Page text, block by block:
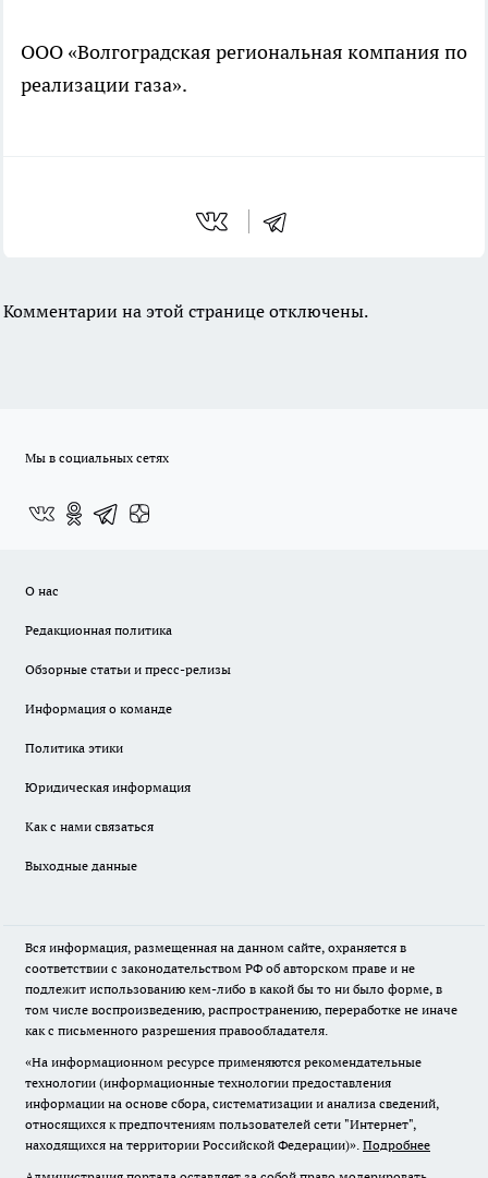
ООО «Волгоградская региональная компания по
реализации газа».
Комментарии на этой странице отключены.
Мы в социальных сетях
О нас
Редакционная политика
Обзорные статьи и пресс-релизы
Информация о команде
Политика этики
Юридическая информация
Как с нами связаться
Выходные данные
Вся информация, размещенная на данном сайте, охраняется в
соответствии с законодательством РФ об авторском праве и не
подлежит использованию кем-либо в какой бы то ни было форме, в
том числе воспроизведению, распространению, переработке не иначе
как с письменного разрешения правообладателя.
«На информационном ресурсе применяются рекомендательные
технологии (информационные технологии предоставления
информации на основе сбора, систематизации и анализа сведений,
относящихся к предпочтениям пользователей сети "Интернет",
находящихся на территории Российской Федерации)». Подробнее